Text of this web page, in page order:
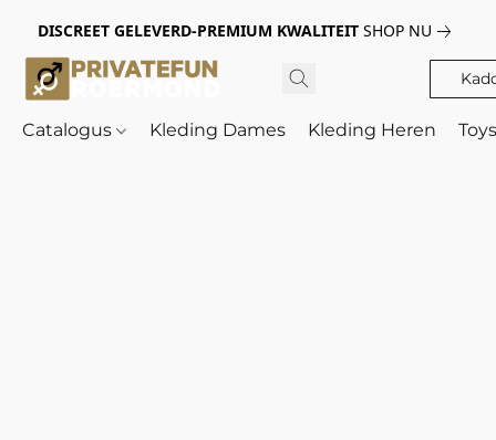
DISCREET GELEVERD-PREMIUM KWALITEIT SHOP NU
Catalogus Kleding Dames Kleding Heren